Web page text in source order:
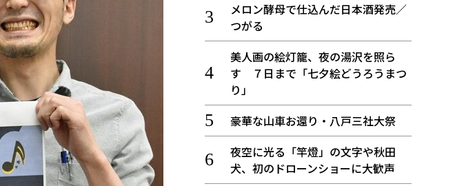
メロン酵母で仕込んだ日本酒発売／
つがる
美人画の絵灯籠、夜の湯沢を照ら
す ７日まで「七夕絵どうろうまつ
り」
豪華な山車お還り・八戸三社大祭
夜空に光る「竿燈」の文字や秋田
犬、初のドローンショーに大歓声